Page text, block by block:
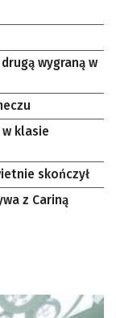
wygraną w
klasie
skończył
z Cariną